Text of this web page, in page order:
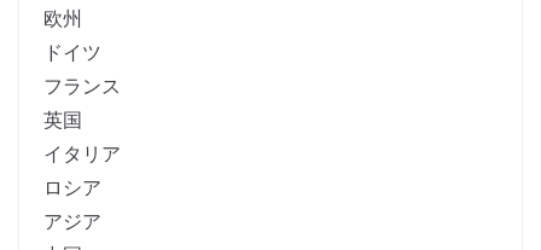
欧州
ドイツ
フランス
英国
イタリア
ロシア
アジア